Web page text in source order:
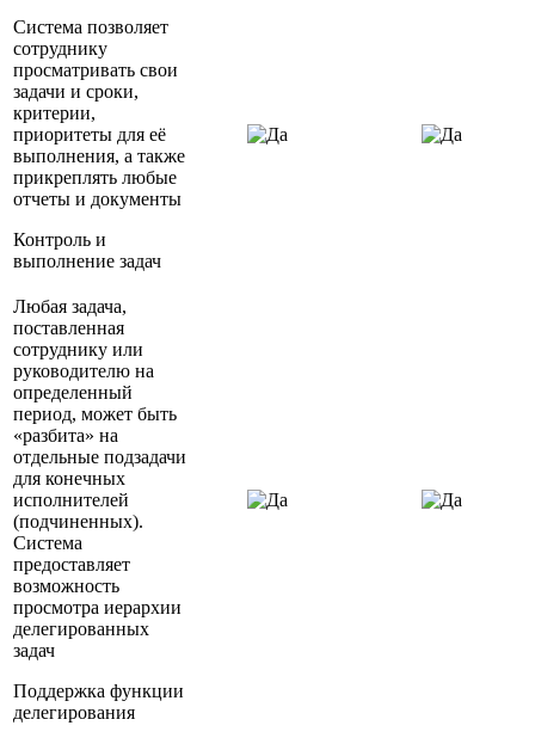
Система позволяет
сотруднику
просматривать свои
задачи и сроки,
критерии,
приоритеты для её
выполнения, а также
прикреплять любые
отчеты и документы
Контроль и
выполнение задач
Любая задача,
поставленная
сотруднику или
руководителю на
определенный
период, может быть
«разбита» на
отдельные подзадачи
для конечных
исполнителей
(подчиненных).
Система
предоставляет
возможность
просмотра иерархии
делегированных
задач
Поддержка функции
делегирования